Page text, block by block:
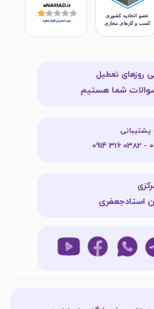
روزهای تعطیل
شما هستیم
استادجعفری